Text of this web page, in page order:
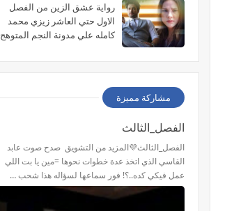
رواية عشق الزين من الفصل
الاول حتي العاشر زيزي محمد
كامله علي مدونة النجم المتوهج
مشاركة مميزة
الفصل_الثالث
الفصل_الثالث💜المزيد من التشويق صدح صوت عابد
القاسي الذي اتخذ عدة خطوات نحوها =مين يا بت اللي
عمل فيكي كده..؟! فور سماعها لسؤاله هذا شحب …